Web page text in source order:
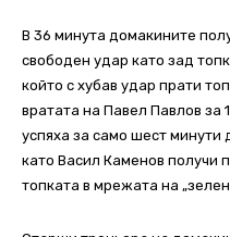
В 36 минута домакините
свободен удар като зад
който с хубав удар прати
вратата на Павел Павлов за
успяха за само шест минути
като Васил Каменов получи
топката в мрежата на